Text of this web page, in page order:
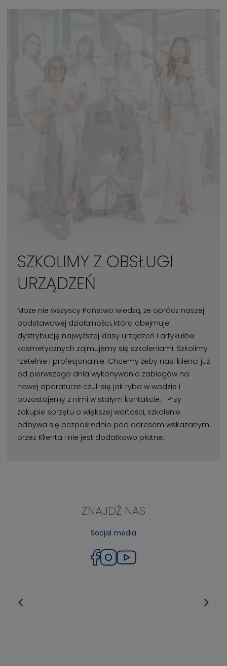
SZKOLIMY Z OBSŁUGI
URZĄDZEŃ
Może nie wszyscy Państwo wiedzą, że oprócz naszej
podstawowej działalności, która obejmuje
dystrybucję najwyższej klasy urządzeń i artykułów
kosmetycznych zajmujemy się szkoleniami. Szkolimy
rzetelnie i profesjonalnie. Chcemy żeby nasi klienci już
od pierwszego dnia wykonywania zabiegów na
nowej aparaturze czuli się jak ryba w wodzie i
pozostajemy z nimi w stałym kontakcie. Przy
zakupie sprzętu o większej wartości, szkolenie
odbywa się bezpośrednio pod adresem wskazanym
przez Klienta i nie jest dodatkowo płatne.
ZNAJDŹ NAS
Socjal media